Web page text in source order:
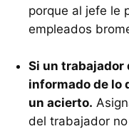
porque al jefe le
empleados
Si un trabajador
informado de lo
un acierto.
del trabajador